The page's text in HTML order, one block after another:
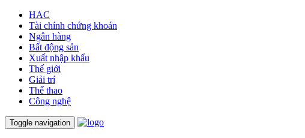
HAC
Tài chính chứng khoán
Ngân hàng
Bất động sản
Xuất nhập khẩu
Thế giới
Giải trí
Thể thao
Công nghệ
Toggle navigation